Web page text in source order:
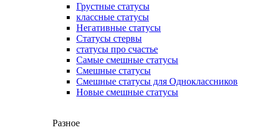
Грустные статусы
классные статусы
Негативные статусы
Статусы стервы
статусы про счастье
Самые смешные статусы
Смешные статусы
Смешные статусы для Одноклассников
Новые смешные статусы
Разное